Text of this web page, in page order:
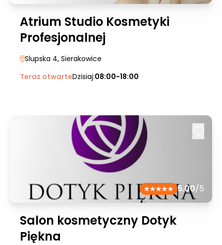
Atrium Studio Kosmetyki
Profesjonalnej
Slupska 4, Sierakowice
Teraz otwarteDzisiaj:08:00-18:00
5.00/5
Salon kosmetyczny Dotyk
Piękna